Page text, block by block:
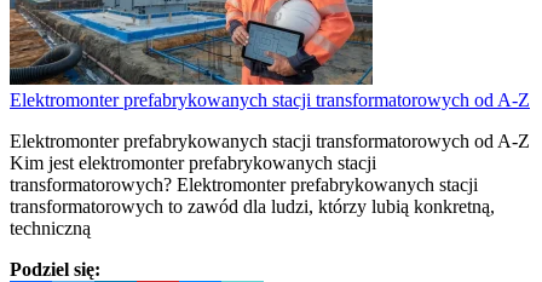
Elektromonter prefabrykowanych stacji transformatorowych od A-Z
Elektromonter prefabrykowanych stacji transformatorowych od A-Z
Kim jest elektromonter prefabrykowanych stacji
transformatorowych? Elektromonter prefabrykowanych stacji
transformatorowych to zawód dla ludzi, którzy lubią konkretną,
techniczną
Podziel się: